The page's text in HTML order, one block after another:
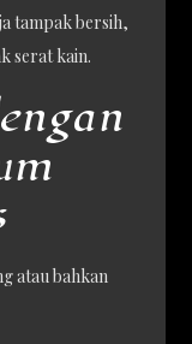
tampak bersih,
serat kain.
atau bahkan